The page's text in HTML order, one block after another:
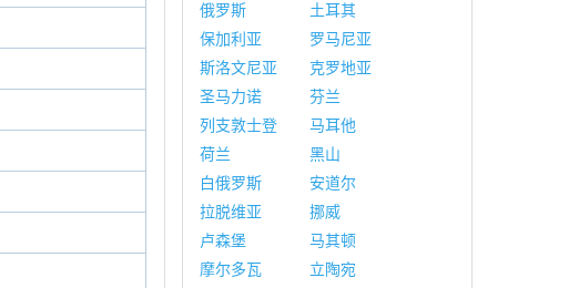
俄罗斯
土耳其
保加利亚
罗马尼亚
斯洛文尼亚
克罗地亚
圣马力诺
芬兰
列支敦士登
马耳他
荷兰
黑山
白俄罗斯
安道尔
拉脱维亚
挪威
卢森堡
马其顿
摩尔多瓦
立陶宛